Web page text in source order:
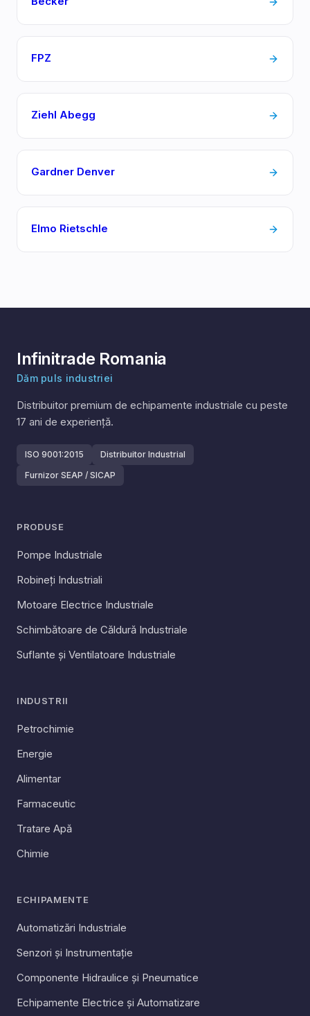
FPZ
Ziehl Abegg
Gardner Denver
Elmo Rietschle
Infinitrade Romania
Dăm puls industriei
Distribuitor premium de echipamente industriale cu peste
17 ani de experiență.
ISO 9001:2015
Distribuitor Industrial
Furnizor SEAP / SICAP
PRODUSE
Pompe Industriale
Robineți Industriali
Motoare Electrice Industriale
Schimbătoare de Căldură Industriale
Suflante și Ventilatoare Industriale
INDUSTRII
Petrochimie
Energie
Alimentar
Farmaceutic
Tratare Apă
Chimie
ECHIPAMENTE
Automatizări Industriale
Senzori și Instrumentație
Componente Hidraulice și Pneumatice
Echipamente Electrice și Automatizare